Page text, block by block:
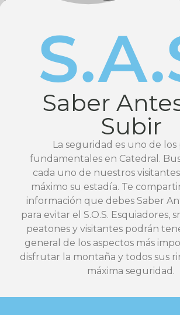
Saber
Subir
La seguridad es uno de los
fundamentales en Catedral.
cada uno de nuestros
máximo su estadía. Te
información que debes Saber
para evitar el S.O.S. Esquiadores,
peatones y visitantes podrán
general de los aspectos más
disfrutar la montaña y todos sus
máxima seguridad.